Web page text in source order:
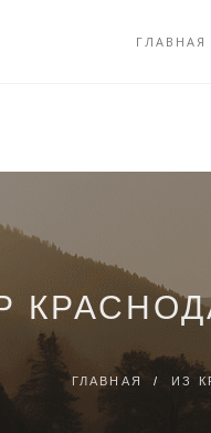
ГЛАВНАЯ
ГЛАВНАЯ / ИЗ